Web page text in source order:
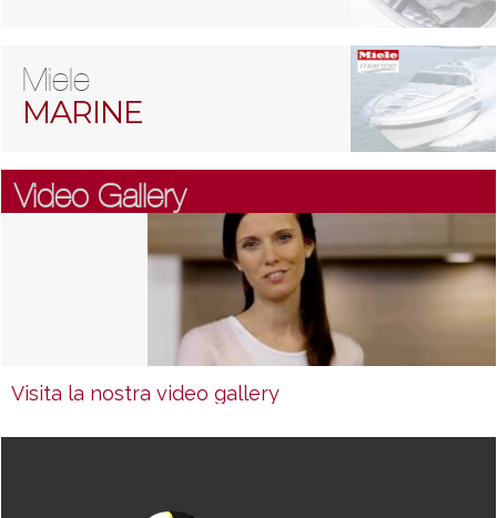
Miele
MARINE
Video Gallery
Visita la nostra video gallery